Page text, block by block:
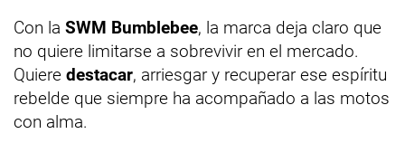
Con la SWM Bumblebee, la marca deja claro que
no quiere limitarse a sobrevivir en el mercado.
Quiere destacar, arriesgar y recuperar ese espíritu
rebelde que siempre ha acompañado a las motos
con alma.